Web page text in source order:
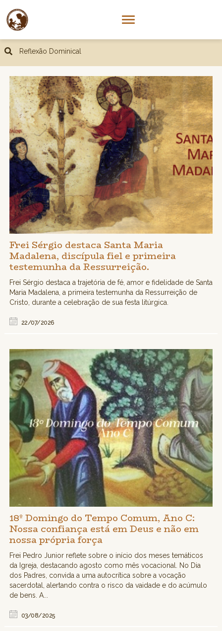
Reflexão Dominical
Frei Sérgio destaca Santa Maria
Madalena, discípula fiel e primeira
testemunha da Ressurreição.
Frei Sérgio destaca a trajetória de fé, amor e fidelidade de Santa
Maria Madalena, a primeira testemunha da Ressurreição de
Cristo, durante a celebração de sua festa litúrgica.
22/07/2026
18º Domingo do Tempo Comum, Ano C:
Nossa confiança está em Deus e não em
nossa própria força
Frei Pedro Junior reflete sobre o início dos meses temáticos
da Igreja, destacando agosto como mês vocacional. No Dia
dos Padres, convida a uma autocrítica sobre a vocação
sacerdotal, alertando contra o risco da vaidade e do acúmulo
de bens. A...
03/08/2025